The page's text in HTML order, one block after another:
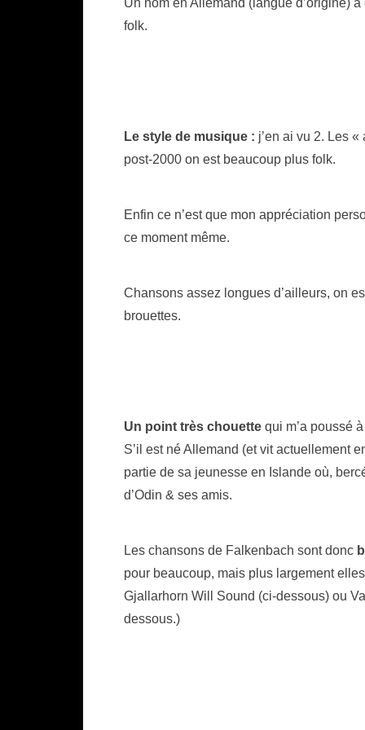
Un nom en Allemand (langue d’origine)
folk.
Le style de musique : j’en ai vu 2. Les
post-2000 on est beaucoup plus folk.
Enfin ce n’est que mon appréciation
ce moment même.
Chansons assez longues d’ailleurs, on
brouettes.
Un point très chouette qui m’a poussé
S’il est né Allemand (et vit actuellement
partie de sa jeunesse en Islande où,
d’Odin & ses amis.
Les chansons de Falkenbach sont donc
pour beaucoup, mais plus largement
Gjallarhorn Will Sound (ci-dessous) ou
dessous.)